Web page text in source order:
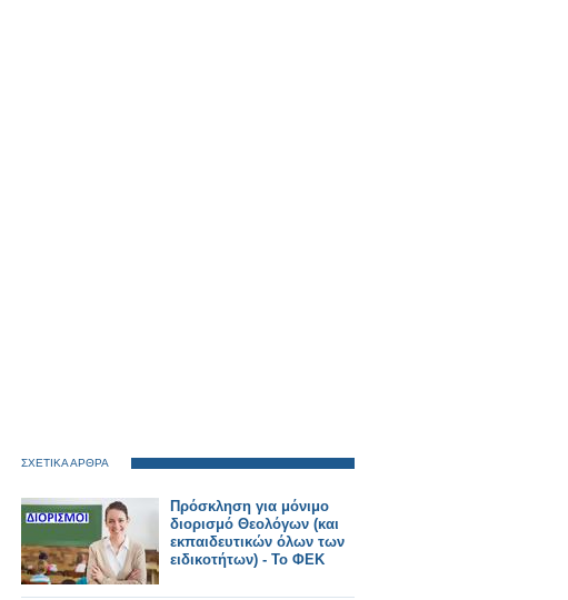
ΣΧΕΤΙΚΑ ΑΡΘΡΑ
Πρόσκληση για μόνιμο
διορισμό Θεολόγων (και
εκπαιδευτικών όλων των
ειδικοτήτων) - Το ΦΕΚ